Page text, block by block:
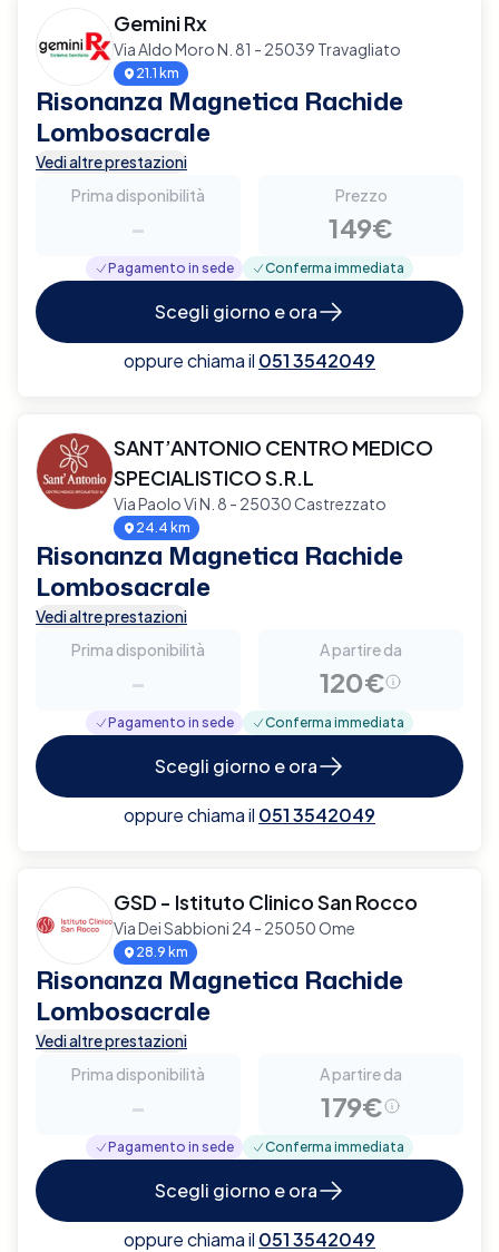
Gemini Rx
Via Aldo Moro N. 81 - 25039 Travagliato
21.1 km
Risonanza Magnetica Rachide
Lombosacrale
Vedi altre prestazioni
Prima disponibilità
-
Prezzo
149€
Pagamento in sede Conferma immediata
Scegli giorno e ora
oppure chiama il 051 3542049
SANT’ANTONIO CENTRO MEDICO
SPECIALISTICO S.R.L
Via Paolo Vi N. 8 - 25030 Castrezzato
24.4 km
Risonanza Magnetica Rachide
Lombosacrale
Vedi altre prestazioni
Prima disponibilità
-
A partire da
120€
Pagamento in sede Conferma immediata
Scegli giorno e ora
oppure chiama il 051 3542049
GSD - Istituto Clinico San Rocco
Via Dei Sabbioni 24 - 25050 Ome
28.9 km
Risonanza Magnetica Rachide
Lombosacrale
Vedi altre prestazioni
Prima disponibilità
-
A partire da
179€
Pagamento in sede Conferma immediata
Scegli giorno e ora
oppure chiama il 051 3542049